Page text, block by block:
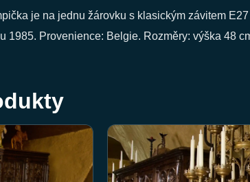
je na jednu žárovku s klasickým závitem
Provenience: Belgie. Rozměry: výška 48